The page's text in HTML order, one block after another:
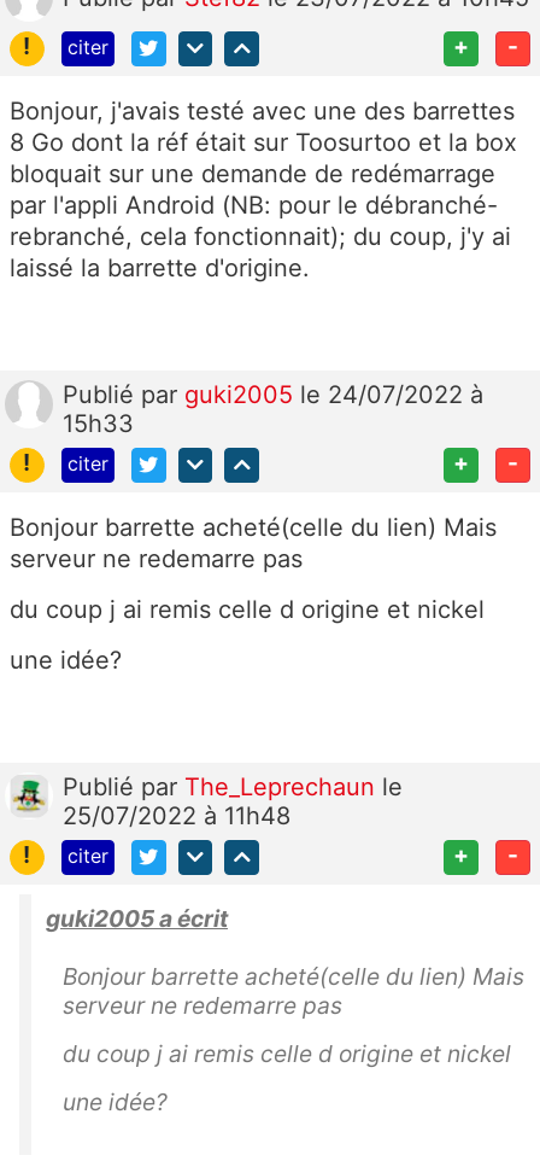
!
citer + -
Bonjour, j'avais testé avec une des barrettes
8 Go dont la réf était sur Toosurtoo et la box
bloquait sur une demande de redémarrage
par l'appli Android (NB: pour le débranché-
rebranché, cela fonctionnait); du coup, j'y ai
laissé la barrette d'origine.
Publié par guki2005 le 24/07/2022 à
15h33
!
citer + -
Bonjour barrette acheté(celle du lien) Mais
serveur ne redemarre pas
du coup j ai remis celle d origine et nickel
une idée?
Publié par The_Leprechaun le
25/07/2022 à 11h48
!
citer + -
guki2005 a écrit
Bonjour barrette acheté(celle du lien) Mais
serveur ne redemarre pas
du coup j ai remis celle d origine et nickel
une idée?